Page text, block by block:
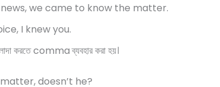
we came to know the matter.
I knew you.
করতে commaব্যবহার করা হয়।
doesn’t he?